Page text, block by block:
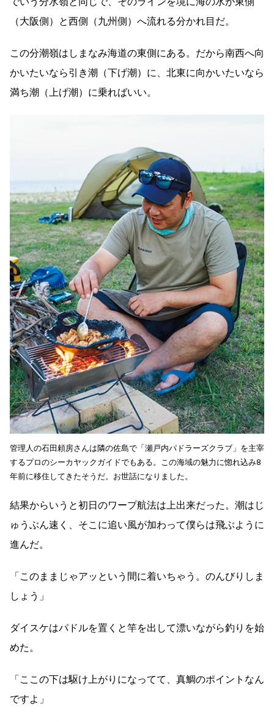
（大阪側）と西側（九州側）へ流れる分かれ目だ。
この分潮嶺はしまなみ海道の東側にある。だから南西へ向
かいたいなら引き潮（下げ潮）に、北東に向かいたいなら
満ち潮（上げ潮）に乗ればいい。
管理人の石田頼房さんは隣の佐島で「瀬戸内パドラーズクラブ」を主宰
するプロのシーカヤックガイドでもある。この海域の魅力に惚れ込み8
年前に移住してきたそうだ。お世話になりました。
結果からいうと初日のワープ航法は上出来だった。潮はじ
ゅうぶん速く、そこに追い風が加わって僕らは飛ぶように
進んだ。
「このままじゃアッという間に着いちゃう。のんびりしま
しょう」
ダイスケはパドルを置くと竿を出して漂いながら釣りを始
めた。
「ここの下は駆け上がりになってて、真鯛のポイントなん
ですよ」